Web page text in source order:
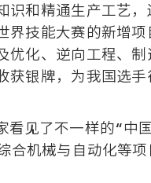
和精通生产工艺
技能大赛的新增
化、逆向工程、
获银牌，为我国选
见了不一样的“中
合机械与自动化等